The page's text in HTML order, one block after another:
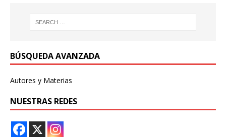
BÚSQUEDA AVANZADA
Autores y Materias
NUESTRAS REDES